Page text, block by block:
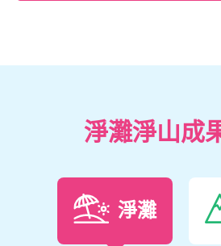
淨灘淨山成
淨灘